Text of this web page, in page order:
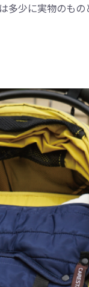
少に実物のもの